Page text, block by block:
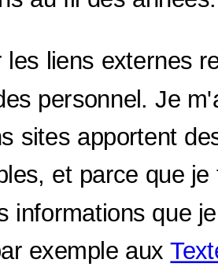
les liens externes
personnel. Je
sites apportent
et parce que je
informations que
exemple aux